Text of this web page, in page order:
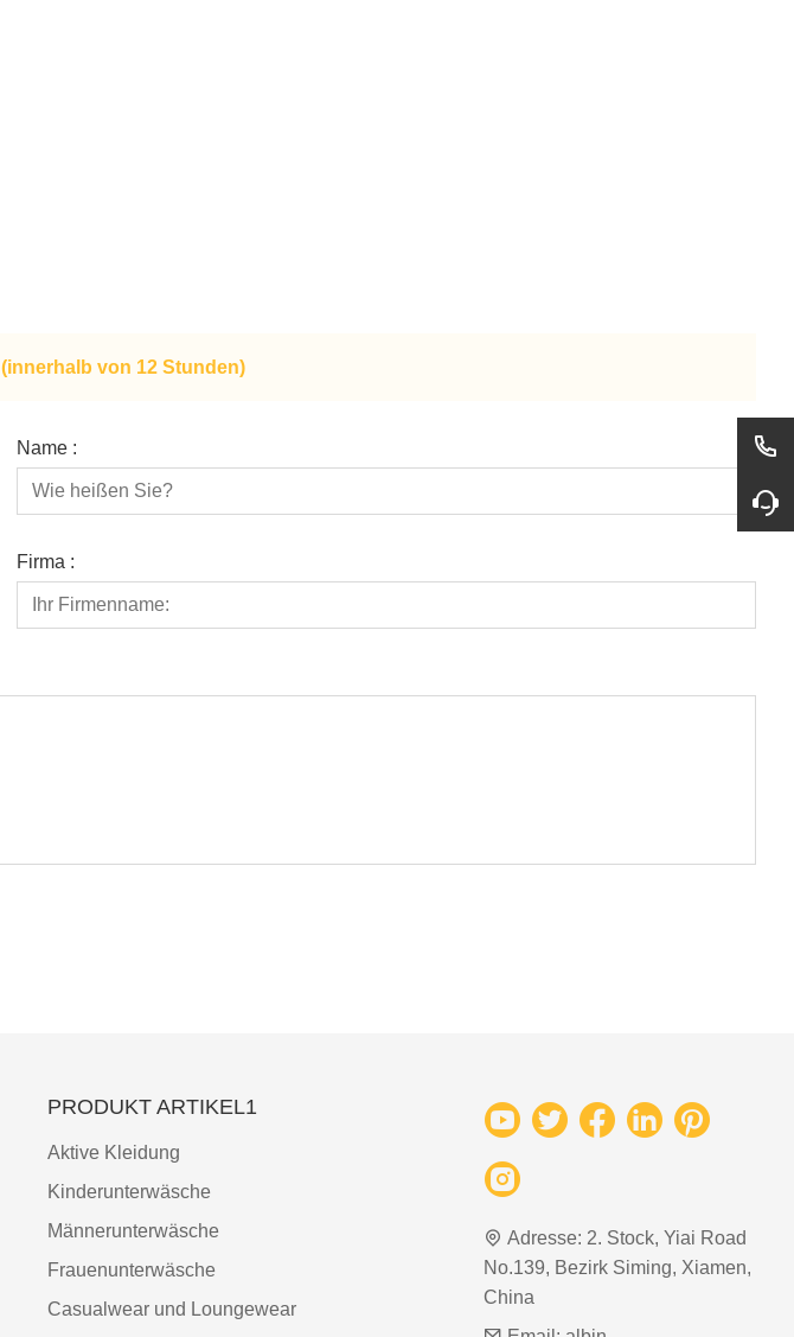
von 12 Stunden)
Name :
Firma :
PRODUKT ARTIKEL1
Aktive Kleidung
Kinderunterwäsche
Männerunterwäsche
Frauenunterwäsche
Casualwear und Loungewear
Adresse: 2. Stock, Yiai Road
No.139, Bezirk Siming, Xiamen,
China